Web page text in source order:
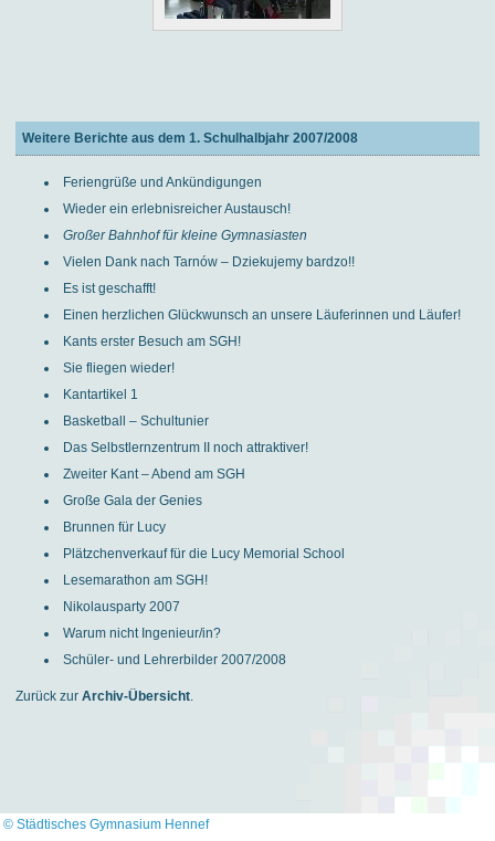
Weitere Berichte aus dem 1. Schulhalbjahr 2007/2008
Feriengrüße und Ankündigungen
Wieder ein erlebnisreicher Austausch!
Großer Bahnhof für kleine Gymnasiasten
Vielen Dank nach Tarnów – Dziekujemy bardzo!!
Es ist geschafft!
Einen herzlichen Glückwunsch an unsere Läuferinnen und Läufer!
Kants erster Besuch am SGH!
Sie fliegen wieder!
Kantartikel 1
Basketball – Schultunier
Das Selbstlernzentrum II noch attraktiver!
Zweiter Kant – Abend am SGH
Große Gala der Genies
Brunnen für Lucy
Plätzchenverkauf für die Lucy Memorial School
Lesemarathon am SGH!
Nikolausparty 2007
Warum nicht Ingenieur/in?
Schüler- und Lehrerbilder 2007/2008
Zurück zur Archiv-Übersicht.
© Städtisches Gymnasium Hennef